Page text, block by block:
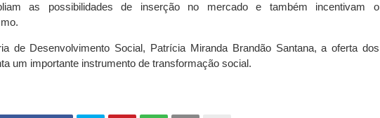
as possibilidades de inserção no mercado e também incentivam o
de Desenvolvimento Social, Patrícia Miranda Brandão Santana, a oferta dos
um importante instrumento de transformação social.